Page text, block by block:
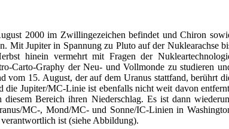
2000 im Zwillingezeichen befindet und Chiron
Mit Jupiter in Spannung zu Pluto auf der Nuklearachse
hinein vermehrt mit Fragen der
Carto-Graphy der Neu- und Vollmonde zu studieren
vom 15. August, der auf dem Uranus stattfand, berührt
Jupiter/MC-Linie ist ebenfalls nicht weit davon
Bereich ihren Niederschlag. Es ist dann
MC-, Mond/MC- und Sonne/IC-Linien in
ist (siehe Abbildung).